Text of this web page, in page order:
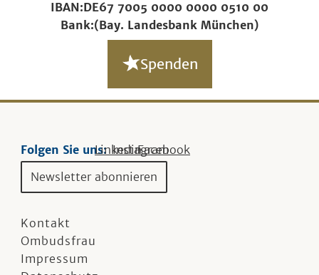
IBAN:DE67 7005 0000 0000 0510 00
Bank:(Bay. Landesbank München)
Spenden
Folgen Sie uns:Linkedin
Instagram
Facebook
Newsletter abonnieren
Kontakt
Ombudsfrau
Impressum